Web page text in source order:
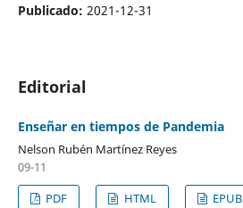
Publicado: 2021-12-31
Editorial
Enseñar en tiempos de Pandemia
Nelson Rubén Martínez Reyes
09-11
PDF
HTML EPUB